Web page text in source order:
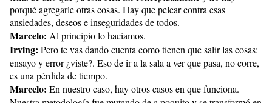
porqué agregarle otras cosas. Hay que pelear contra esas
ansiedades, deseos e inseguridades de todos.
Marcelo: Al principio lo hacíamos.
Irving: Pero te vas dando cuenta como tienen que salir las cosas:
ensayo y error ¿viste?. Eso de ir a la sala a ver que pasa, no corre,
es una pérdida de tiempo.
Marcelo: En nuestro caso, hay otros casos en que funciona.